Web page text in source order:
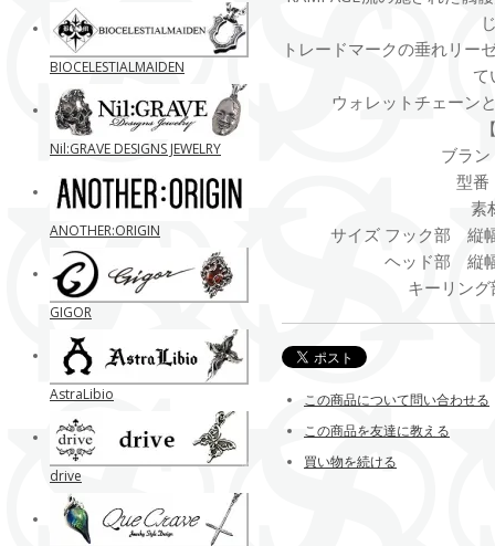
トレードマークの垂れリー
て
ウォレットチェーン
ブラン
型番
素
サイズ フック部 縦
ヘッド部 縦幅：
キーリン
この商品について問い合わせる
この商品を友達に教える
買い物を続ける
BIOCELESTIALMAIDEN
Nil:GRAVE DESIGNS JEWELRY
ANOTHER:ORIGIN
GIGOR
AstraLibio
drive